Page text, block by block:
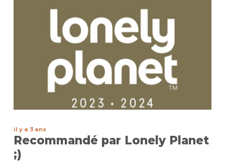
il y a 3 ans
Recommandé par Lonely Planet
;)